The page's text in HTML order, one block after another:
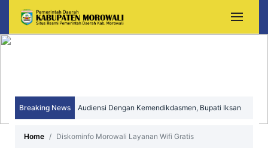
Breaking News
Sekda Morowali Yusman Mahbub Hadiri Peringatan
Audiensi Dengan Kemendikdasmen, Bupati Iksan
Home Diskominfo Morowali Layanan Wifi Gratis